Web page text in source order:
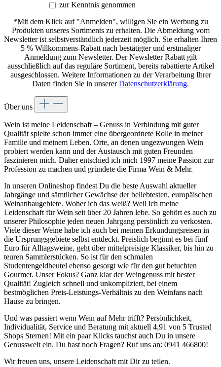
zur Kenntnis genommen
*Mit dem Klick auf "Anmelden", willigen Sie ein Werbung zu
Produkten unseres Sortiments zu erhalten. Die Abmeldung vom
Newsletter ist selbstverständlich jederzeit möglich. Sie erhalten Ihren
5 % Willkommens-Rabatt nach bestätigter und erstmaliger
Anmeldung zum Newsletter. Der Newsletter Rabatt gilt
ausschließlich auf das reguläre Sortiment, bereits rabattierte Artikel
ausgeschlossen. Weitere Informationen zu der Verarbeitung Ihrer
Daten finden Sie in unsererDatenschutzerklärung.
Über uns
Wein ist meine Leidenschaft – Genuss in Verbindung mit guter
Qualität spielte schon immer eine übergeordnete Rolle in meiner
Familie und meinem Leben. Orte, an denen ungezwungen Wein
probiert werden kann und der Austausch mit guten Freunden
faszinieren mich. Daher entschied ich mich 1997 meine Passion zur
Profession zu machen und gründete die Firma Wein & Mehr.
In unseren Onlineshop findest Du die beste Auswahl aktueller
Jahrgänge und sämtlicher Gewächse der beliebtesten, europäischen
Weinanbaugebiete. Woher ich das weiß? Weil ich meine
Leidenschaft für Wein seit über 20 Jahren lebe. So gehört es auch zu
unserer Philosophie jeden neuen Jahrgang persönlich zu verkosten.
Viele dieser Weine habe ich auch bei meinen Erkundungsreisen in
die Ursprungsgebiete selbst entdeckt. Preislich beginnt es bei fünf
Euro für Alltagsweine, geht über mittelpreisige Klassiker, bis hin zu
teuren Sammlerstücken. So ist für den schmalen
Studentengeldbeutel ebenso gesorgt wie für den gut betuchten
Gourmet. Unser Fokus? Ganz klar der Weingenuss mit bester
Qualität! Zugleich schnell und unkompliziert, bei einem
bestmöglichen Preis-Leistungs-Verhältnis zu den Weinfans nach
Hause zu bringen.
Und was passiert wenn Wein auf Mehr trifft? Persönlichkeit,
Individualität, Service und Beratung mit aktuell 4,91 von 5 Trusted
Shops Sternen! Mit ein paar Klicks tauchst auch Du in unsere
Genusswelt ein. Du hast noch Fragen? Ruf uns an: 0941 466800!
Wir freuen uns, unsere Leidenschaft mit Dir zu teilen.